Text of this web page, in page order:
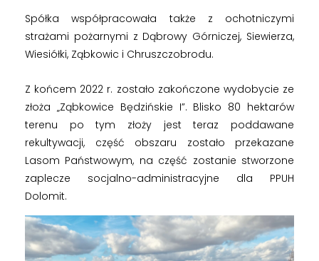
Spółka współpracowała także z ochotniczymi
strażami pożarnymi z Dąbrowy Górniczej, Siewierza,
Wiesiółki, Ząbkowic i Chruszczobrodu.
Z końcem 2022 r. zostało zakończone wydobycie ze
złoża „Ząbkowice Będzińskie I”. Blisko 80 hektarów
terenu po tym złoży jest teraz poddawane
rekultywacji, część obszaru zostało przekazane
Lasom Państwowym, na część zostanie stworzone
zaplecze socjalno-administracyjne dla PPUH
Dolomit.